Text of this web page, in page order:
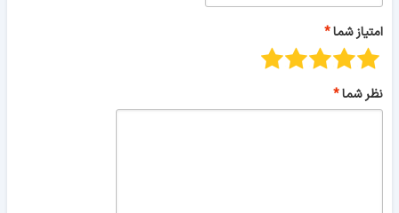
امتیاز شما
نظر شما